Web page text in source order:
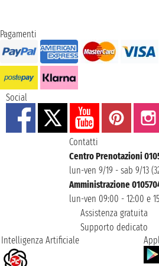
Pagamenti
Social
Contatti
Centro Prenotazioni
lun-ven 9/19 - sab 9/13
Amministrazione
lun-ven 09:00 - 12:00 e
Assistenza gratuita
Supporto dedicato
Intelligenza Artificiale